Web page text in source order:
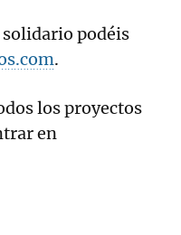
solidario podéis
.
los proyectos
en